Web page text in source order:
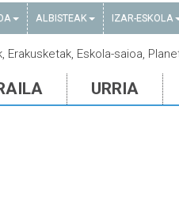
ALBISTEAK IZAR-ESKOLA
Erakusketak, Eskola-saioa,
URRIA